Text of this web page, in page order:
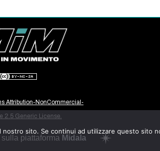
Attribution-NonCommercial-
2.5 Generic License.
piattaforma Midala
sito. Se continui ad utilizzare questo sito